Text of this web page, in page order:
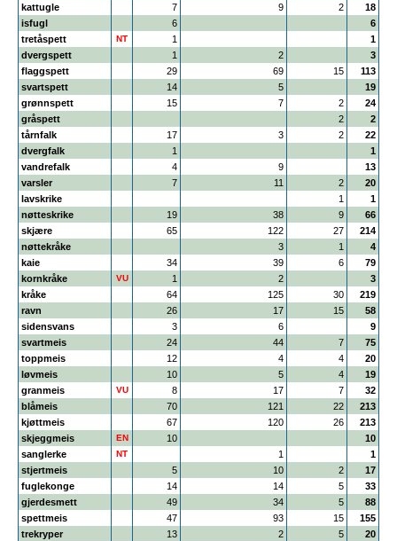
kattugle
7 9 2
18
isfugl
6
6
tretåspett
NT 1
1
dvergspett
1 2
3
flaggspett
29 69 15
113
svartspett
14 5
19
grønnspett
15 7 2
24
gråspett
2
2
tårnfalk
17 3 2
22
dvergfalk
1
1
vandrefalk
4 9
13
varsler
7 11 2
20
lavskrike
1
1
nøtteskrike
19 38 9
66
skjære
65 122 27
214
nøttekråke
3 1
4
kaie
34 39 6
79
kornkråke
VU 1 2
3
kråke
64 125 30
219
ravn
26 17 15
58
sidensvans
3 6
9
svartmeis
24 44 7
75
toppmeis
12 4 4
20
løvmeis
10 5 4
19
granmeis
VU 8 17 7
32
blåmeis
70 121 22
213
kjøttmeis
67 120 26
213
skjeggmeis
EN 10
10
sanglerke
NT 1
1
stjertmeis
5 10 2
17
fuglekonge
14 14 5
33
gjerdesmett
49 34 5
88
spettmeis
47 93 15
155
trekryper
13 2 5
20